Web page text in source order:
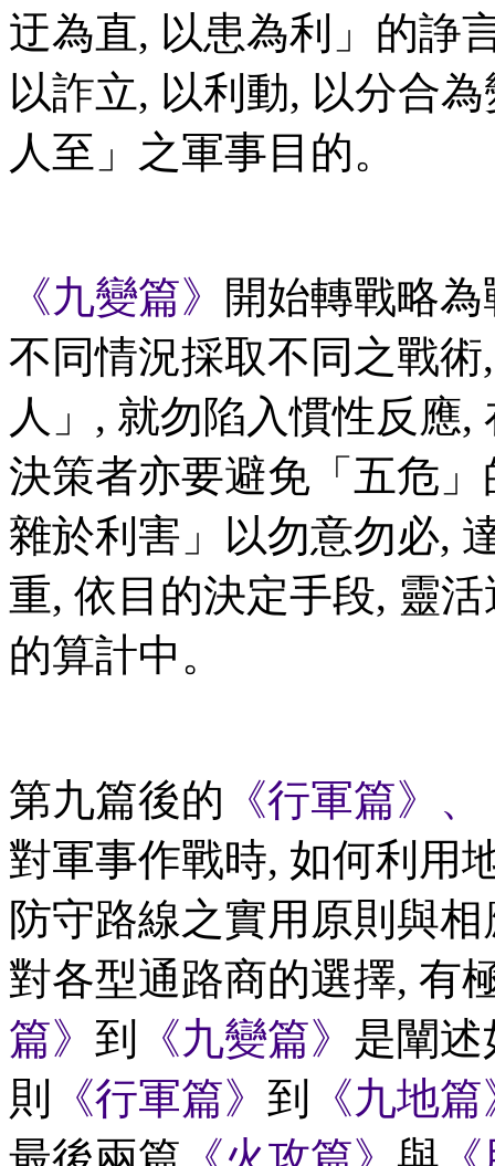
迂為直, 以患為利」的諍
以詐立, 以利動, 以分合
人至」之軍事目的。
《九變篇》
開始轉戰略
不同情況採取不同之戰
人」, 就勿陷入慣性反應
決策者亦要避免「五危
雜於利害」以勿意勿必,
重, 依目的決定手段, 靈
的算計中。
第九篇後的 《行軍篇》
對軍事作戰時, 如何利用
防守路線之實用原則與
對各型通路商的選擇, 有
篇》 到 《九變篇》 是闡
則
《行軍篇》 到
《九地